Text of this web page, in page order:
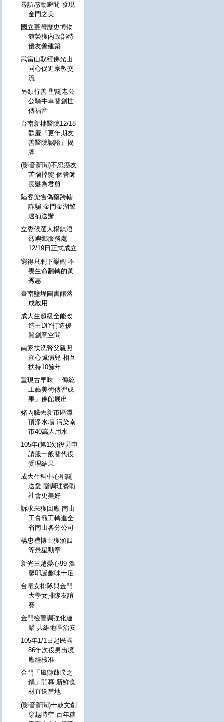
尋訪感動瞬間 發現
金門之美
國立臺灣歷史博物
館榮獲內政部特
優友善建築
武當山取經佛光山
同心促進宗教交
流
另類行善 聖誕老公
公騎牛車替創世
傳福音
台南新樓醫院12/18
歡慶『更年期友
善醫院認證』揭
牌
(影音新聞)不忍癌友
苦惱掉髮 個管師
長髮為君剪
陸客兜售偽藥跨轄
詐騙 金門金湖警
逮捕送辦
立委候選人楊鎮浯
烈嶼鄉服務處
12/19日正式成立
窮得只剩下樂觀 不
畏生命翻轉的黃
秀惠
臺南鹽埕圖書館落
成啟用
成大生超級全能改
造王DIY打造優
質創意空間
南家扶洗腎父親照
顧心臟病兒 相互
扶持10餘年
重現古早味 「傳統
工藝美術傳習成
果」佛館展出
豬內臟丟新市區潭
頂淨水場 污染南
市40萬人用水
105年(第1次)役男申
請服一般替代役
受理結果
成大生科中心耶誕
送愛 贈調理餐盼
社會更美好
訴求未獲回應 南山
工會罷工轉進全
省南山各分公司
楊忠禮博士獲頒四
等景星勳章
新光三越愛心99 溫
馨耶誕趣味十足
台電女排隊與金門
大學女排隊友誼
賽
金門檢警調強化連
繫 共維地區治安
105年1/1日起民國
86年次役男出境
應經核准
金門「風獅爺璞之
鍋」開幕 新鮮食
材直送當地
(影音新聞)十鼓文創
穿越時空 百年糖